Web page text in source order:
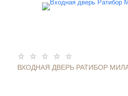
ВХОДНАЯ ДВЕРЬ РАТИБОР